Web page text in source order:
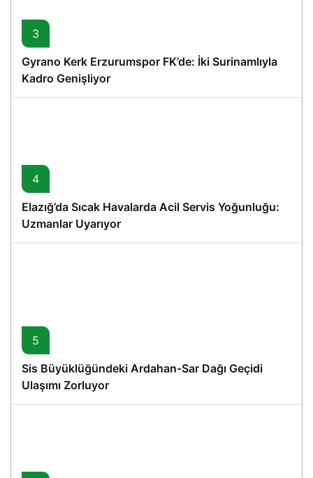
3
Gyrano Kerk Erzurumspor FK’de: İki Surinamlıyla
Kadro Genişliyor
4
Elazığ’da Sıcak Havalarda Acil Servis Yoğunluğu:
Uzmanlar Uyarıyor
5
Sis Büyüklüğündeki Ardahan-Sar Dağı Geçidi
Ulaşımı Zorluyor